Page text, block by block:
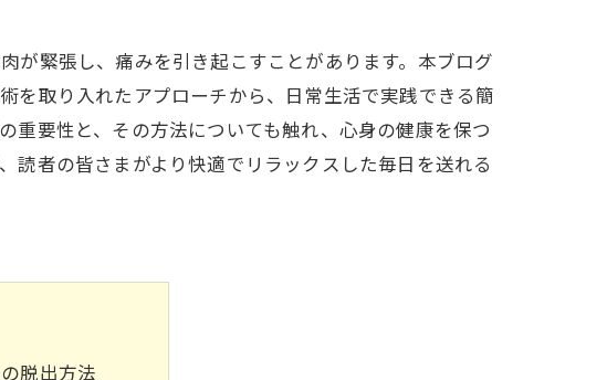
が緊張し、痛みを引き起こすことがあります。本ブログ
を取り入れたアプローチから、日常生活で実践できる簡
重要性と、その方法についても触れ、心身の健康を保つ
読者の皆さまがより快適でリラックスした毎日を送れる
脱出方法